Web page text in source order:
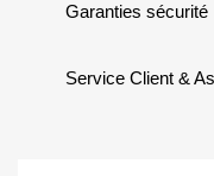
Garanties sécurité
Service Client &